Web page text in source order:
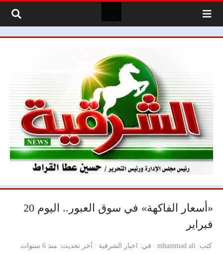
«أسعار الفاكهة‌» في سوق العبور.. اليوم 20
فبراير
كتب mhammad ali في اخبار الشرقية آخر تحديث منذ 6 سنوات